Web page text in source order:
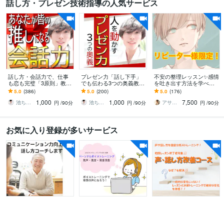
話し方・プレゼン技術指導の人気サービス
話し方・会話力で、仕事
も恋も完璧「3原則」教え
ます 1人反省会を卒業！友
達0人あがり症→プレゼン
大会1位の奥義
5.0 (386)
池ちゃん先生｜話し方×自分発見コーチ｜
1,000 円 /90分
プレゼン力「話し下手」
でも伝わる3つの奥義教え
ます プレゼン賞100人中1
位の【話し方】ロジカル
会話・スピーチ術
5.0 (200)
池ちゃん先生｜話し方×自分発見コーチ｜
1,000 円 /90分
不安の整理レッスン✨感情
を吐き出す方法を学べま
す 半年以上ご利用のリピ
ーター様用です。安心で
きる居場所として✨
5.0 (176)
アサヒノ【悩み相談×メンタルパートナー】
7,500 円 /90分
お気に入り登録が多いサービス